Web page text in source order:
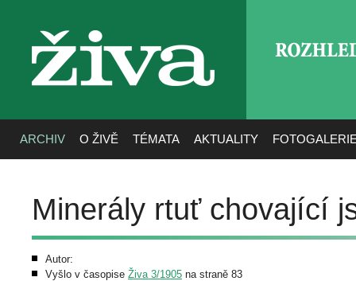
živa
ARCHIV O ŽIVĚ TÉMATA AKTUALITY
Minerály rtuť chovající
Autor:
Vyšlo v časopise Živa 3/1905 na straně 83